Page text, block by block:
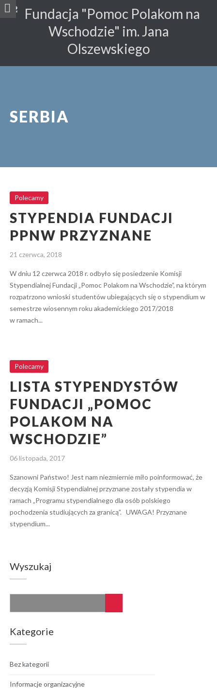
SERBIA
Polecamy
STYPENDIA FUNDACJI
PPNW PRZYZNANE
21 czerwca, 2018
W dniu 12 czerwca 2018 r. odbyło się posiedzenie Komisji
Stypendialnej Fundacji „Pomoc Polakom na Wschodzie”, na którym
rozpatrzono wnioski studentów ubiegających się o stypendium w
semestrze wiosennym roku akademickiego 2017/2018
w ramach...
Polecamy
LISTA STYPENDYSTÓW
FUNDACJI „POMOC
POLAKOM NA
WSCHODZIE”
06 listopada, 2017
Szanowni Państwo! Jest nam niezmiernie miło poinformować, że
decyzją Komisji Stypendialnej przyznane zostały stypendia w
ramach „Programu stypendialnego dla osób polskiego
pochodzenia studiujących za granicą”. UWAGA! Przyznane
stypendium...
Wyszukaj
Kategorie
Bez kategorii
Informacje organizacyjne